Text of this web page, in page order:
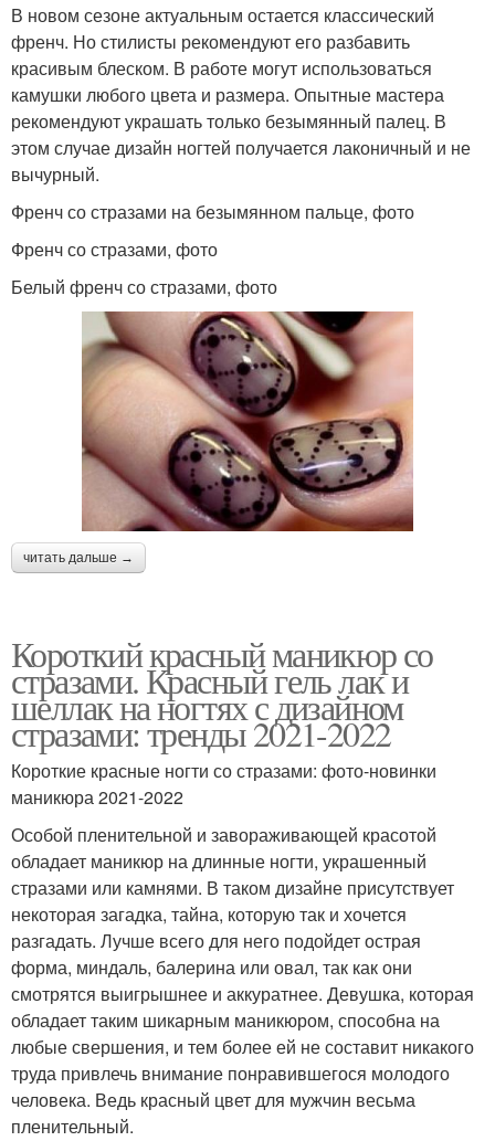
В новом сезоне актуальным остается классический
френч. Но стилисты рекомендуют его разбавить
красивым блеском. В работе могут использоваться
камушки любого цвета и размера. Опытные мастера
рекомендуют украшать только безымянный палец. В
этом случае дизайн ногтей получается лаконичный и не
вычурный.
Френч со стразами на безымянном пальце, фото
Френч со стразами, фото
Белый френч со стразами, фото
читать дальше →
Короткий красный маникюр со
стразами. Красный гель лак и
шеллак на ногтях с дизайном
стразами: тренды 2021-2022
Короткие красные ногти со стразами: фото-новинки
маникюра 2021-2022
Особой пленительной и завораживающей красотой
обладает маникюр на длинные ногти, украшенный
стразами или камнями. В таком дизайне присутствует
некоторая загадка, тайна, которую так и хочется
разгадать. Лучше всего для него подойдет острая
форма, миндаль, балерина или овал, так как они
смотрятся выигрышнее и аккуратнее. Девушка, которая
обладает таким шикарным маникюром, способна на
любые свершения, и тем более ей не составит никакого
труда привлечь внимание понравившегося молодого
человека. Ведь красный цвет для мужчин весьма
пленительный.